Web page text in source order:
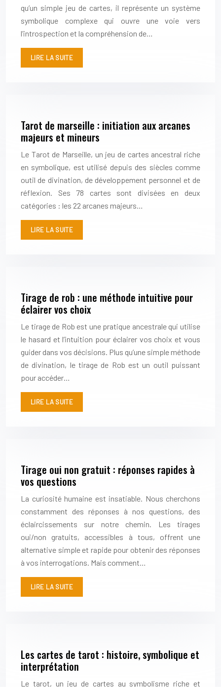
qu’un simple jeu de cartes, il représente un système
symbolique complexe qui ouvre une voie vers
l’introspection et la compréhension de…
LIRE LA SUITE
Tarot de marseille : initiation aux arcanes
majeurs et mineurs
Le Tarot de Marseille, un jeu de cartes ancestral riche
en symbolique, est utilisé depuis des siècles comme
outil de divination, de développement personnel et de
réflexion. Ses 78 cartes sont divisées en deux
catégories : les 22 arcanes majeurs…
LIRE LA SUITE
Tirage de rob : une méthode intuitive pour
éclairer vos choix
Le tirage de Rob est une pratique ancestrale qui utilise
le hasard et l’intuition pour éclairer vos choix et vous
guider dans vos décisions. Plus qu’une simple méthode
de divination, le tirage de Rob est un outil puissant
pour accéder…
LIRE LA SUITE
Tirage oui non gratuit : réponses rapides à
vos questions
La curiosité humaine est insatiable. Nous cherchons
constamment des réponses à nos questions, des
éclaircissements sur notre chemin. Les tirages
oui/non gratuits, accessibles à tous, offrent une
alternative simple et rapide pour obtenir des réponses
à vos interrogations. Mais comment…
LIRE LA SUITE
Les cartes de tarot : histoire, symbolique et
interprétation
Le tarot, un jeu de cartes au symbolisme riche et